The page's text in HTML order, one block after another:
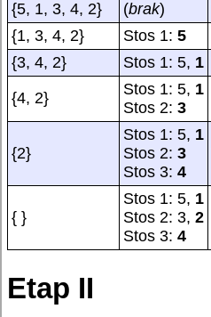
{5, 1, 3, 4, 2}
(brak)
{1, 3, 4, 2}
Stos 1: 5
{3, 4, 2}
Stos 1: 5, 1
{4, 2}
Stos 1: 5, 1
Stos 2: 3
{2}
Stos 1: 5, 1
Stos 2: 3
Stos 3: 4
{ }
Stos 1: 5, 1
Stos 2: 3, 2
Stos 3: 4
Etap II